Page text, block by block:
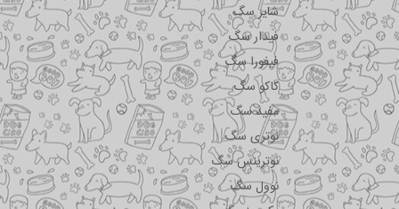
شایر سگ
فیدار سگ
فیفورا سگ
کاکو سگ
مفید سگ
نوتری سگ
نوترینس سگ
نوول سگ